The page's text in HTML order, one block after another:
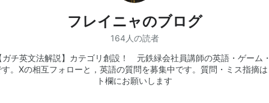
フレイニャのブログ
164人の読者
チ英文法解説】カテゴリ創設！ 元鉄緑会社員講師の英語・ゲーム
す。Xの相互フォローと，英語の質問を募集中です。質問・ミス指摘
ト欄にお願いします